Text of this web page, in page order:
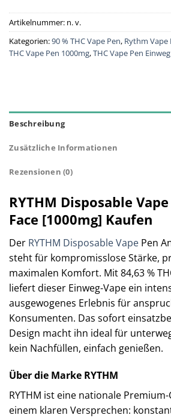
Artikelnummer: n. v.
Kategorien:90 % THC Vape Pen, Rythm Vape
THC Vape Pen 1000mg,THC Vape Pen Einweg
Beschreibung
Zusätzliche Informationen
Rezensionen (0)
RYTHM Disposable
Face [1000mg] Kaufen
Der RYTHM Disposable Vape Pen
steht für kompromisslose Stärke,
maximalen Komfort. Mit 84,63 %
liefert dieser Einweg-Vape ein
ausgewogenes Erlebnis für
Konsumenten. Das sofort
Design macht ihn ideal für
kein Nachfüllen, einfach genießen.
Über die Marke RYTHM
RYTHM ist eine nationale
einem klaren Versprechen: